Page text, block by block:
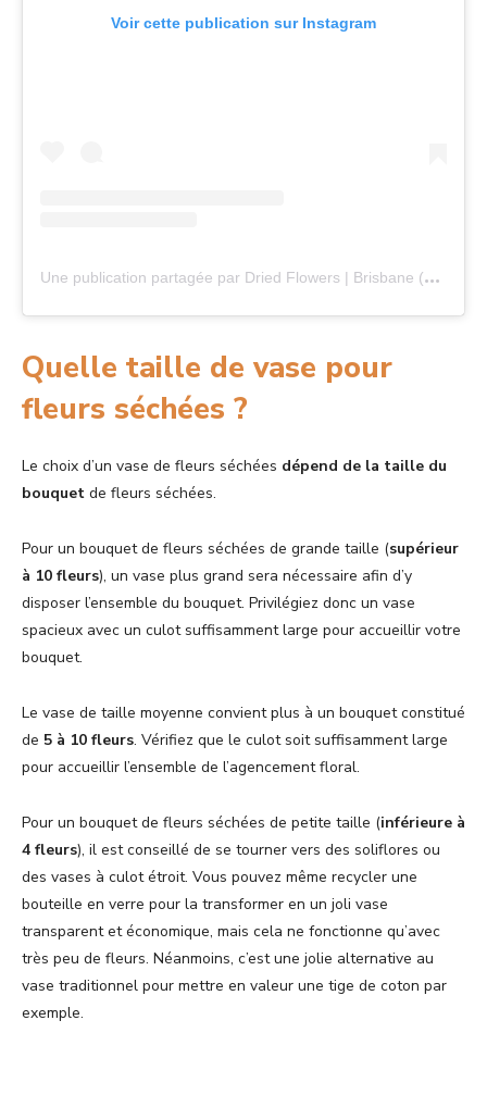
Voir cette publication sur Instagram
U
ne publication partagée par Dried Flowers | Brisbane (@littlepampashouse)
Quelle taille de vase pour
fleurs séchées ?
Le choix d’un vase de fleurs séchées dépend de la taille du
bouquet de fleurs séchées.
Pour un bouquet de fleurs séchées de grande taille (supérieur
à 10 fleurs), un vase plus grand sera nécessaire afin d’y
disposer l’ensemble du bouquet. Privilégiez donc un vase
spacieux avec un culot suffisamment large pour accueillir votre
bouquet.
Le vase de taille moyenne convient plus à un bouquet constitué
de 5 à 10 fleurs. Vérifiez que le culot soit suffisamment large
pour accueillir l’ensemble de l’agencement floral.
Pour un bouquet de fleurs séchées de petite taille (inférieure à
4 fleurs), il est conseillé de se tourner vers des soliflores ou
des vases à culot étroit. Vous pouvez même recycler une
bouteille en verre pour la transformer en un joli vase
transparent et économique, mais cela ne fonctionne qu’avec
très peu de fleurs. Néanmoins, c’est une jolie alternative au
vase traditionnel pour mettre en valeur une tige de coton par
exemple.